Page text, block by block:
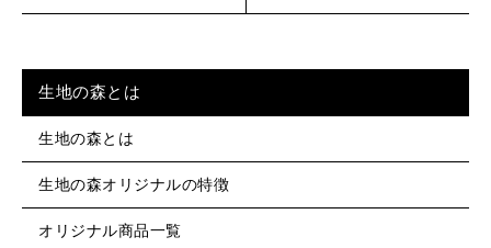
生地の森とは
生地の森とは
生地の森オリジナルの特徴
オリジナル商品一覧